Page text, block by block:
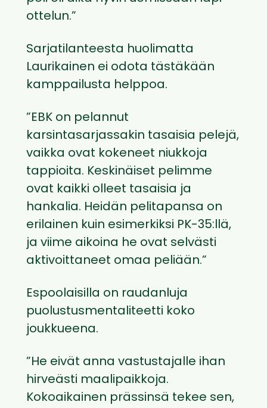
ottelun.”
Sarjatilanteesta huolimatta
Laurikainen ei odota tästäkään
kamppailusta helppoa.
”EBK on pelannut
karsintasarjassakin tasaisia pelejä,
vaikka ovat kokeneet niukkoja
tappioita. Keskinäiset pelimme
ovat kaikki olleet tasaisia ja
hankalia. Heidän pelitapansa on
erilainen kuin esimerkiksi PK-35:llä,
ja viime aikoina he ovat selvästi
aktivoittaneet omaa peliään.”
Espoolaisilla on raudanluja
puolustusmentaliteetti koko
joukkueena.
”He eivät anna vastustajalle ihan
hirveästi maalipaikkoja.
Kokoaikainen prässinsä tekee sen,